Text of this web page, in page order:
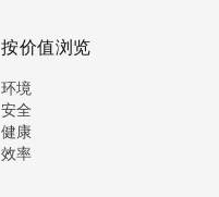
按价值浏览
环境
安全
健康
效率